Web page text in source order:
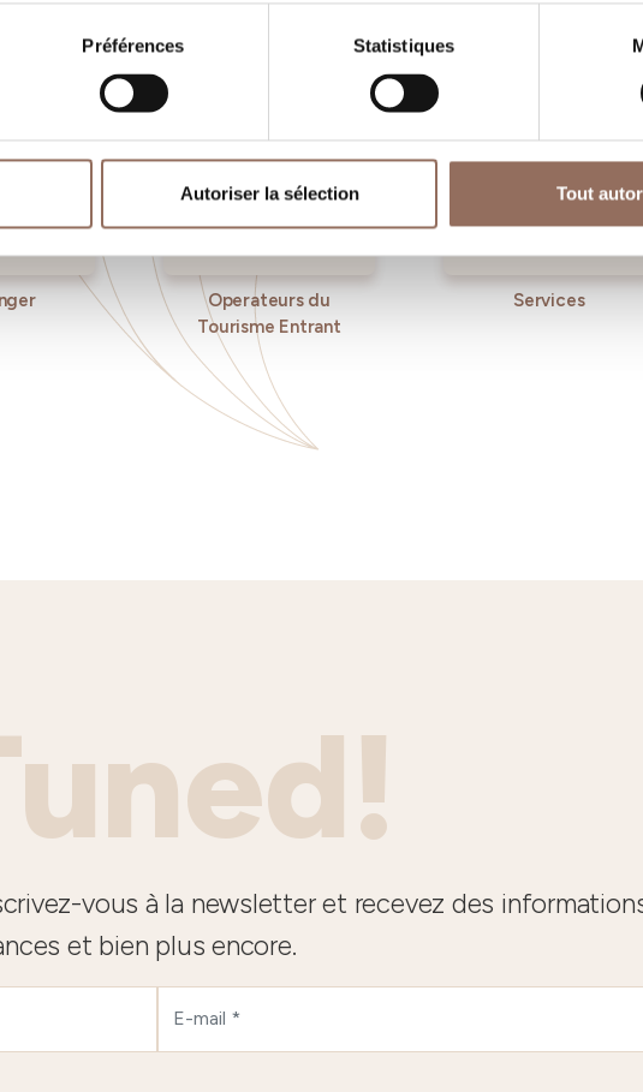
Préférences Statistiques
Autoriser la sélection Tout
Operateurs du
Tourisme Entrant
Services
vous à la newsletter et recevez des
et bien plus encore.